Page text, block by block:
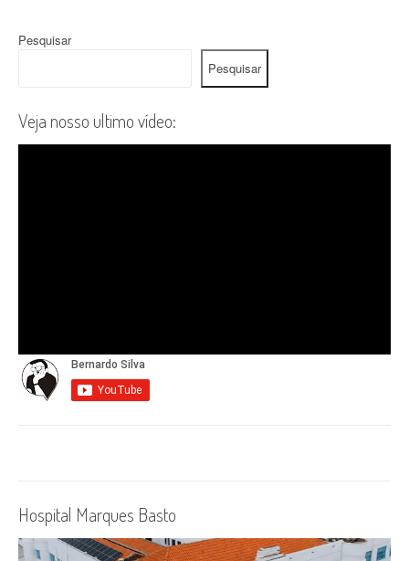
Pesquisar
Pesquisar
Veja nosso ultimo vídeo:
Hospital Marques Basto